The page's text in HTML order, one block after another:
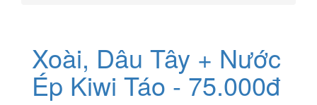
Xoài, Dâu Tây + Nước
Ép Kiwi Táo - 75.000đ